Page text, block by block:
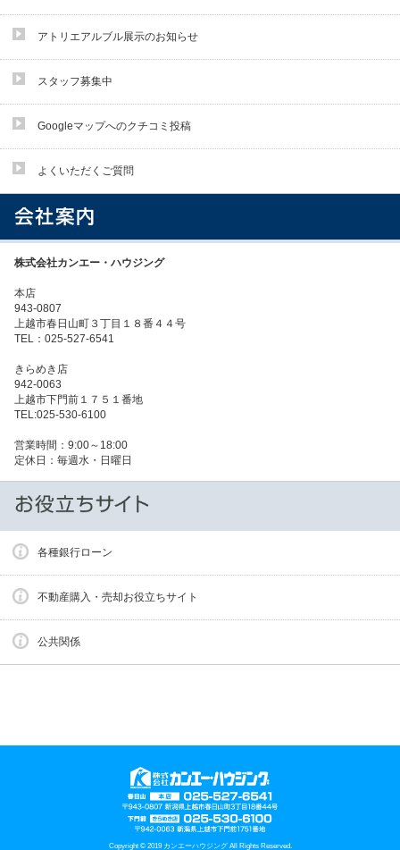
アトリエアルブル展示のお知らせ
スタッフ募集中
Googleマップへのクチコミ投稿
よくいただくご質問
株式会社カンエー・ハウジング
本店
943-0807
上越市春日山町３丁目１８番４４号
TEL：025-527-6541
きらめき店
942-0063
上越市下門前１７５１番地
TEL:025-530-6100
営業時間：9:00～18:00
定休日：毎週水・日曜日
各種銀行ローン
不動産購入・売却お役立ちサイト
公共関係
Copyright © 2019 カンエーハウジング All Rights Reserved.